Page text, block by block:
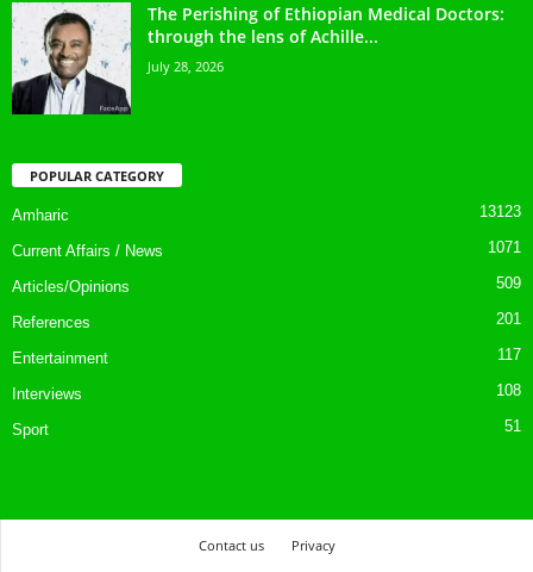
The Perishing of Ethiopian Medical Doctors:
through the lens of Achille...
July 28, 2026
POPULAR CATEGORY
Amharic 13123
Current Affairs / News 1071
Articles/Opinions 509
References 201
Entertainment 117
Interviews 108
Sport 51
Contact us Privacy